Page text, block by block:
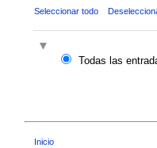
Seleccionar todo
Todas las
Inicio